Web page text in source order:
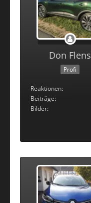
Don Flens
Profi
Reaktionen
Beiträge
Bilder